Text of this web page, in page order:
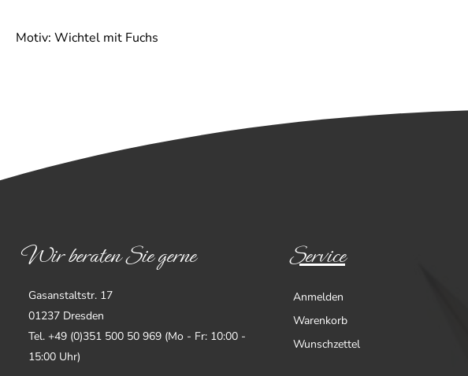
Motiv: Wichtel mit Fuchs
Wir beraten Sie gerne
Gasanstaltstr. 17
01237 Dresden
Tel. +49 (0)351 500 50 969 (Mo - Fr: 10:00 -
15:00 Uhr)
Service
Anmelden
Warenkorb
Wunschzettel